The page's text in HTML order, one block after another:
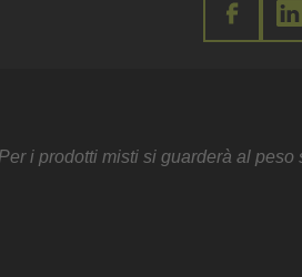
i prodotti misti si guarderà al